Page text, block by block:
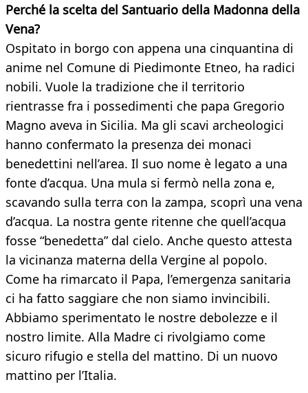
Perché la scelta del Santuario della Madonna della
Vena?
Ospitato in borgo con appena una cinquantina di
anime nel Comune di Piedimonte Etneo, ha radici
nobili. Vuole la tradizione che il territorio
rientrasse fra i possedimenti che papa Gregorio
Magno aveva in Sicilia. Ma gli scavi archeologici
hanno confermato la presenza dei monaci
benedettini nell’area. Il suo nome è legato a una
fonte d’acqua. Una mula si fermò nella zona e,
scavando sulla terra con la zampa, scoprì una vena
d’acqua. La nostra gente ritenne che quell’acqua
fosse “benedetta” dal cielo. Anche questo attesta
la vicinanza materna della Vergine al popolo.
Come ha rimarcato il Papa, l’emergenza sanitaria
ci ha fatto saggiare che non siamo invincibili.
Abbiamo sperimentato le nostre debolezze e il
nostro limite. Alla Madre ci rivolgiamo come
sicuro rifugio e stella del mattino. Di un nuovo
mattino per l’Italia.